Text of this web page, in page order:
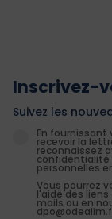
Inscrivez-
Suivez les
En
recevoir la
reconnaissez
personnelles
Vous pourrez
l'aide des
mails ou en